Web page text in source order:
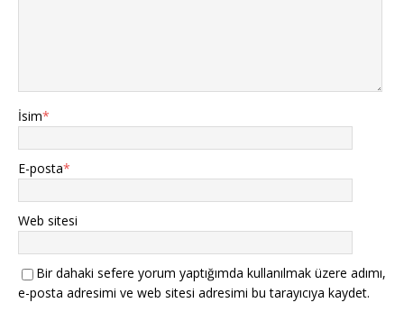
İsim*
E-posta*
Web sitesi
Bir dahaki sefere yorum yaptığımda kullanılmak üzere adımı,
e-posta adresimi ve web sitesi adresimi bu tarayıcıya kaydet.